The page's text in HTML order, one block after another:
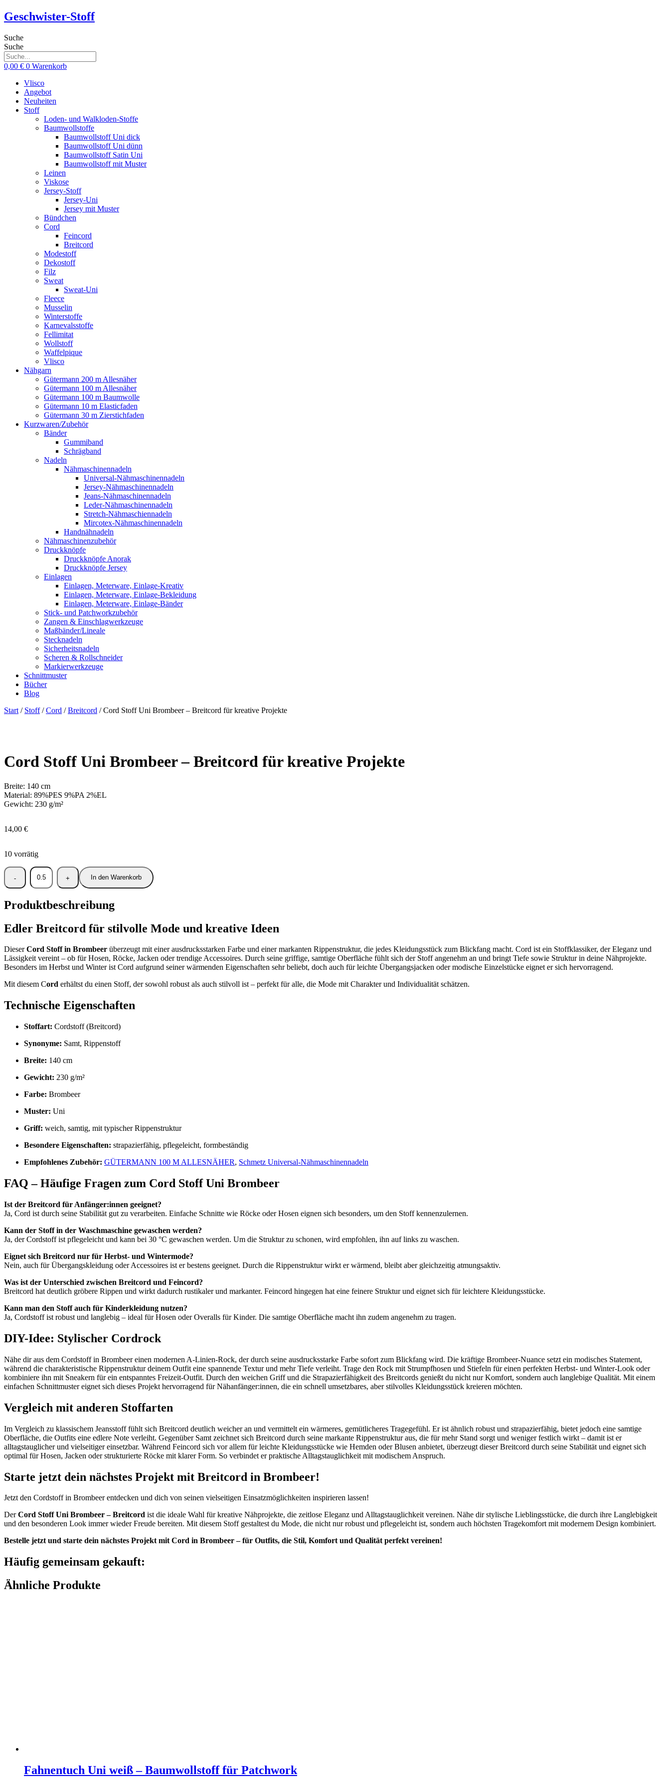
Zum
Inhalt
Geschwister-Stoff
Suche
Suche
0,00 € 0 Warenkorb
Vlisco
Angebot
Neuheiten
Stoff
Loden- und Walkloden-Stoffe
Baumwollstoffe
Baumwollstoff Uni dick
Baumwollstoff Uni dünn
Baumwollstoff Satin Uni
Baumwollstoff mit Muster
Leinen
Viskose
Jersey-Stoff
Jersey-Uni
Jersey mit Muster
Bündchen
Cord
Feincord
Breitcord
Modestoff
Dekostoff
Filz
Sweat
Sweat-Uni
Fleece
Musselin
Winterstoffe
Karnevalsstoffe
Fellimitat
Wollstoff
Waffelpique
Vlisco
Nähgarn
Gütermann 200 m Allesnäher
Gütermann 100 m Allesnäher
Gütermann 100 m Baumwolle
Gütermann 10 m Elasticfaden
Gütermann 30 m Zierstichfaden
Kurzwaren/Zubehör
Bänder
Gummiband
Schrägband
Nadeln
Nähmaschinennadeln
Universal-Nähmaschinennadeln
Jersey-Nähmaschinennadeln
Jeans-Nähmaschinennadeln
Leder-Nähmaschinennadeln
Stretch-Nähmaschiennadeln
Mircotex-Nähmaschinennadeln
Handnähnadeln
Nähmaschinenzubehör
Druckknöpfe
Druckknöpfe Anorak
Druckknöpfe Jersey
Einlagen
Einlagen, Meterware, Einlage-Kreativ
Einlagen, Meterware, Einlage-Bekleidung
Einlagen, Meterware, Einlage-Bänder
Stick- und Patchworkzubehör
Zangen & Einschlagwerkzeuge
Maßbänder/Lineale
Stecknadeln
Sicherheitsnadeln
Scheren & Rollschneider
Markierwerkzeuge
Schnittmuster
Bücher
Blog
Start / Stoff/Cord /Breitcord / Cord Stoff Uni Brombeer – Breitcord für kreative Projekte
Cord Stoff Uni Brombeer – Breitcord für kreative Projekte
Breite: 140 cm
Material: 89%PES 9%PA 2%EL
Gewicht: 230 g/m²
14,00 €
10 vorrätig
In den Warenkorb
Produktbeschreibung
Edler Breitcord für stilvolle Mode und kreative Ideen
DieserCord Stoff in Brombeer überzeugt mit einer ausdrucksstarken Farbe und einer markanten Rippenstruktur, die jedes Kleidungsstück zum Blickfang macht. Cord ist ein Stoffklassiker, der Eleganz und
Lässigkeit vereint – ob für Hosen, Röcke, Jacken oder trendige Accessoires. Durch seine griffige, samtige Oberfläche fühlt sich der Stoff angenehm an und bringt Tiefe sowie Struktur in deine Nähprojekte.
Besonders im Herbst und Winter ist Cord aufgrund seiner wärmenden Eigenschaften sehr beliebt, doch auch für leichte Übergangsjacken oder modische Einzelstücke eignet er sich hervorragend.
Mit diesem Cord erhältst du einen Stoff, der sowohl robust als auch stilvoll ist – perfekt für alle, die Mode mit Charakter und Individualität schätzen.
Technische Eigenschaften
Stoffart: Cordstoff (Breitcord)
Synonyme: Samt, Rippenstoff
Breite: 140 cm
Gewicht: 230 g/m²
Farbe: Brombeer
Muster: Uni
Griff: weich, samtig, mit typischer Rippenstruktur
Besondere Eigenschaften: strapazierfähig, pflegeleicht, formbeständig
Empfohlenes Zubehör: GÜTERMANN 100 M ALLESNÄHER, Schmetz Universal-Nähmaschinennadeln
FAQ – Häufige Fragen zum Cord Stoff Uni Brombeer
Ist der Breitcord für Anfänger:innen geeignet?
Ja, Cord ist durch seine Stabilität gut zu verarbeiten. Einfache Schnitte wie Röcke oder Hosen eignen sich besonders, um den Stoff kennenzulernen.
Kann der Stoff in der Waschmaschine gewaschen werden?
Ja, der Cordstoff ist pflegeleicht und kann bei 30 °C gewaschen werden. Um die Struktur zu schonen, wird empfohlen, ihn auf links zu waschen.
Eignet sich Breitcord nur für Herbst- und Wintermode?
Nein, auch für Übergangskleidung oder Accessoires ist er bestens geeignet. Durch die Rippenstruktur wirkt er wärmend, bleibt aber gleichzeitig atmungsaktiv.
Was ist der Unterschied zwischen Breitcord und Feincord?
Breitcord hat deutlich gröbere Rippen und wirkt dadurch rustikaler und markanter. Feincord hingegen hat eine feinere Struktur und eignet sich für leichtere Kleidungsstücke.
Kann man den Stoff auch für Kinderkleidung nutzen?
Ja, Cordstoff ist robust und langlebig – ideal für Hosen oder Overalls für Kinder. Die samtige Oberfläche macht ihn zudem angenehm zu tragen.
DIY-Idee: Stylischer Cordrock
Nähe dir aus dem Cordstoff in Brombeer einen modernen A-Linien-Rock, der durch seine ausdrucksstarke Farbe sofort zum Blickfang wird. Die kräftige Brombeer-Nuance setzt ein modisches Statement,
während die charakteristische Rippenstruktur deinem Outfit eine spannende Textur und mehr Tiefe verleiht. Trage den Rock mit Strumpfhosen und Stiefeln für einen perfekten Herbst- und Winter-Look oder
kombiniere ihn mit Sneakern für ein entspanntes Freizeit-Outfit. Durch den weichen Griff und die Strapazierfähigkeit des Breitcords genießt du nicht nur Komfort, sondern auch langlebige Qualität. Mit einem
einfachen Schnittmuster eignet sich dieses Projekt hervorragend für Nähanfänger:innen, die ein schnell umsetzbares, aber stilvolles Kleidungsstück kreieren möchten.
Vergleich mit anderen Stoffarten
Im Vergleich zu klassischem Jeansstoff fühlt sich Breitcord deutlich weicher an und vermittelt ein wärmeres, gemütlicheres Tragegefühl. Er ist ähnlich robust und strapazierfähig, bietet jedoch eine samtige
Oberfläche, die Outfits eine edlere Note verleiht. Gegenüber Samt zeichnet sich Breitcord durch seine markante Rippenstruktur aus, die für mehr Stand sorgt und weniger festlich wirkt – damit ist er
alltagstauglicher und vielseitiger einsetzbar. Während Feincord sich vor allem für leichte Kleidungsstücke wie Hemden oder Blusen anbietet, überzeugt dieser Breitcord durch seine Stabilität und eignet sich
optimal für Hosen, Jacken oder strukturierte Röcke mit klarer Form. So verbindet er praktische Alltagstauglichkeit mit modischem Anspruch.
Starte jetzt dein nächstes Projekt mit Breitcord in Brombeer!
Jetzt den Cordstoff in Brombeer entdecken und dich von seinen vielseitigen Einsatzmöglichkeiten inspirieren lassen!
DerCord Stoff Uni Brombeer – Breitcord ist die ideale Wahl für kreative Nähprojekte, die zeitlose Eleganz und Alltagstauglichkeit vereinen. Nähe dir stylische Lieblingsstücke, die durch ihre Langlebigkeit
und den besonderen Look immer wieder Freude bereiten. Mit diesem Stoff gestaltest du Mode, die nicht nur robust und pflegeleicht ist, sondern auch höchsten Tragekomfort mit modernem Design kombiniert.
Bestelle jetzt und starte dein nächstes Projekt mit Cord in Brombeer – für Outfits, die Stil, Komfort und Qualität perfekt vereinen!
Häufig gemeinsam gekauft:
Ähnliche Produkte
Fahnentuch Uni weiß – Baumwollstoff für Patchwork